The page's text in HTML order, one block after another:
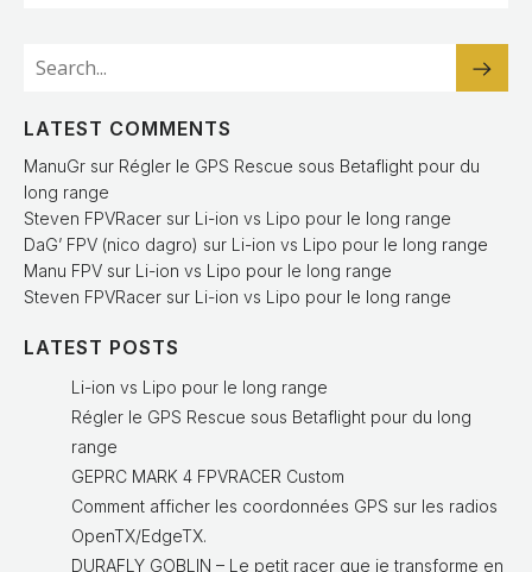
LATEST COMMENTS
ManuGr sur Régler le GPS Rescue sous Betaflight pour du
long range
Steven FPVRacer sur Li-ion vs Lipo pour le long range
DaG’ FPV (nico dagro) sur Li-ion vs Lipo pour le long range
Manu FPV sur Li-ion vs Lipo pour le long range
Steven FPVRacer sur Li-ion vs Lipo pour le long range
LATEST POSTS
Li-ion vs Lipo pour le long range
Régler le GPS Rescue sous Betaflight pour du long
range
GEPRC MARK 4 FPVRACER Custom
Comment afficher les coordonnées GPS sur les radios
OpenTX/EdgeTX.
DURAFLY GOBLIN – Le petit racer que je transforme en